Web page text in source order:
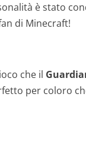
è stato
di Minecraft!
che il
per coloro